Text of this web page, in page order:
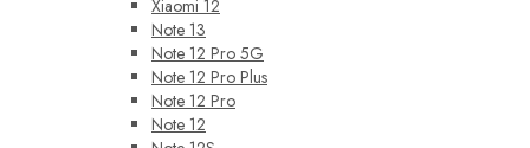
Xiaomi 12
Note 13
Note 12 Pro 5G
Note 12 Pro Plus
Note 12 Pro
Note 12